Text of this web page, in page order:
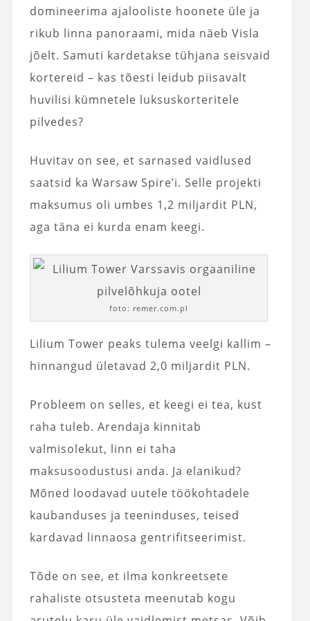
domineerima ajalooliste hoonete üle ja
rikub linna panoraami, mida näeb Visla
jõelt. Samuti kardetakse tühjana seisvaid
kortereid – kas tõesti leidub piisavalt
huvilisi kümnetele luksuskorteritele
pilvedes?
Huvitav on see, et sarnased vaidlused
saatsid ka Warsaw Spire’i. Selle projekti
maksumus oli umbes 1,2 miljardit PLN,
aga täna ei kurda enam keegi.
foto: remer.com.pl
Lilium Tower peaks tulema veelgi kallim –
hinnangud ületavad 2,0 miljardit PLN.
Probleem on selles, et keegi ei tea, kust
raha tuleb. Arendaja kinnitab
valmisolekut, linn ei taha
maksusoodustusi anda. Ja elanikud?
Mõned loodavad uutele töökohtadele
kaubanduses ja teeninduses, teised
kardavad linnaosa gentrifitseerimist.
Tõde on see, et ilma konkreetsete
rahaliste otsusteta meenutab kogu